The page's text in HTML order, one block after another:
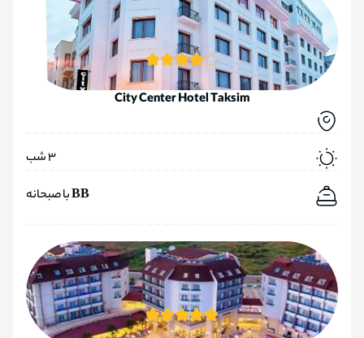
City Center Hotel Taksim
3 شب
BB با صبحانه